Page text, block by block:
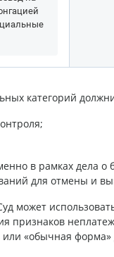
категорий
в рамках дела о
для отмены и
может
признаков
«обычная